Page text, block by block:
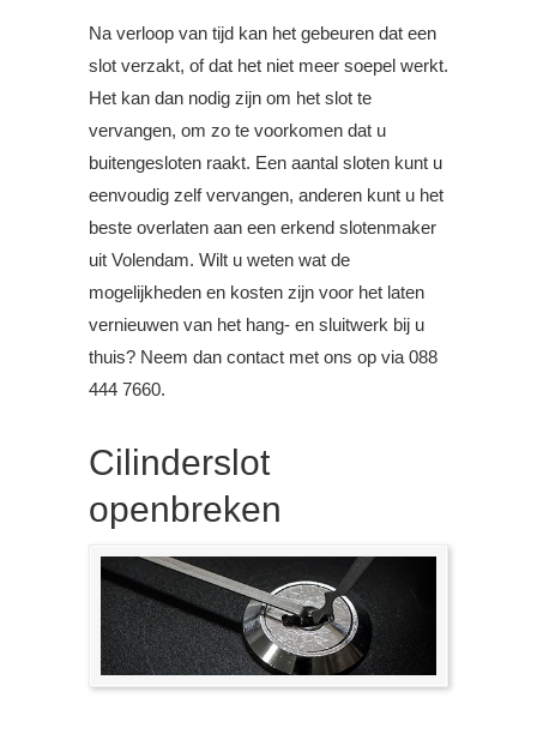
Na verloop van tijd kan het gebeuren dat een
slot verzakt, of dat het niet meer soepel werkt.
Het kan dan nodig zijn om het slot te
vervangen, om zo te voorkomen dat u
buitengesloten raakt. Een aantal sloten kunt u
eenvoudig zelf vervangen, anderen kunt u het
beste overlaten aan een erkend slotenmaker
uit Volendam. Wilt u weten wat de
mogelijkheden en kosten zijn voor het laten
vernieuwen van het hang- en sluitwerk bij u
thuis? Neem dan contact met ons op via 088
444 7660.
Cilinderslot
openbreken